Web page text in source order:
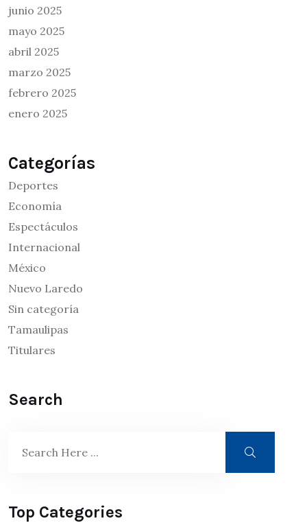
junio 2025
mayo 2025
abril 2025
marzo 2025
febrero 2025
enero 2025
Categorías
Deportes
Economía
Espectáculos
Internacional
México
Nuevo Laredo
Sin categoría
Tamaulipas
Titulares
Search
Top Categories